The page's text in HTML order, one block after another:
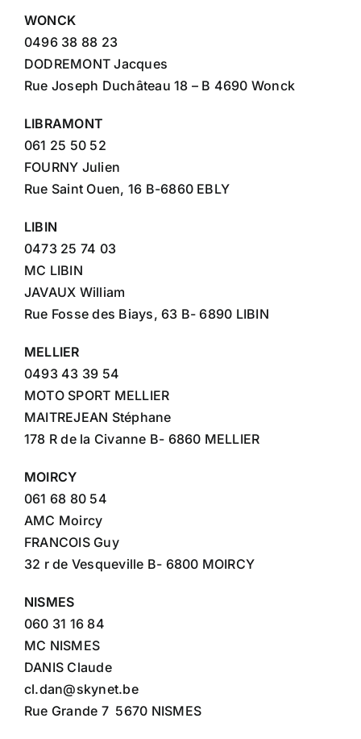
WONCK
0496 38 88 23
DODREMONT Jacques
Rue Joseph Duchâteau 18 – B 4690 Wonck
LIBRAMONT
061 25 50 52
FOURNY Julien
Rue Saint Ouen, 16 B-6860 EBLY
LIBIN
0473 25 74 03
MC LIBIN
JAVAUX William
Rue Fosse des Biays, 63 B- 6890 LIBIN
MELLIER
0493 43 39 54
MOTO SPORT MELLIER
MAITREJEAN Stéphane
178 R de la Civanne B- 6860 MELLIER
MOIRCY
061 68 80 54
AMC Moircy
FRANCOIS Guy
32 r de Vesqueville B- 6800 MOIRCY
NISMES
060 31 16 84
MC NISMES
DANIS Claude
cl.dan@skynet.be
Rue Grande 7 5670 NISMES